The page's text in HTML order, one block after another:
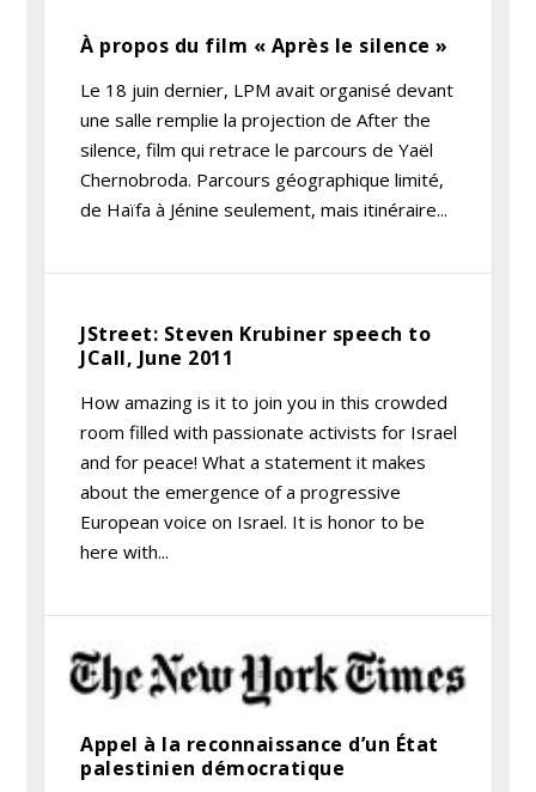
À propos du film « Après le silence »
Le 18 juin dernier, LPM avait organisé devant
une salle remplie la projection de After the
silence, film qui retrace le parcours de Yaël
Chernobroda. Parcours géographique limité,
de Haïfa à Jénine seulement, mais itinéraire...
JStreet: Steven Krubiner speech to
JCall, June 2011
How amazing is it to join you in this crowded
room filled with passionate activists for Israel
and for peace! What a statement it makes
about the emergence of a progressive
European voice on Israel. It is honor to be
here with...
Appel à la reconnaissance d’un État
palestinien démocratique